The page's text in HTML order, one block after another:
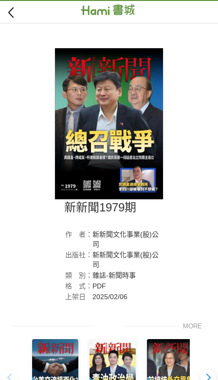
新新聞1979期
作 者：新新聞文化事業(股)公
司
出版社：新新聞文化事業(股)公
司
類
別：雜誌-新聞時事
格
式： PDF
上架日
2025/02/06
MORE